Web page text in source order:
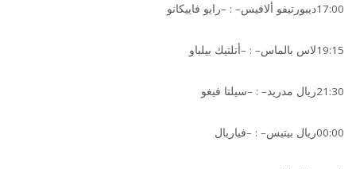
17:00ديبورتيفو ألافيس– : –رايو فاييكانو
19:15لاس بالماس– : –أتلتيك بيلباو
21:30ريال مدريد– : –سيلتا فيغو
00:00ريال بيتيس– : –فياريال